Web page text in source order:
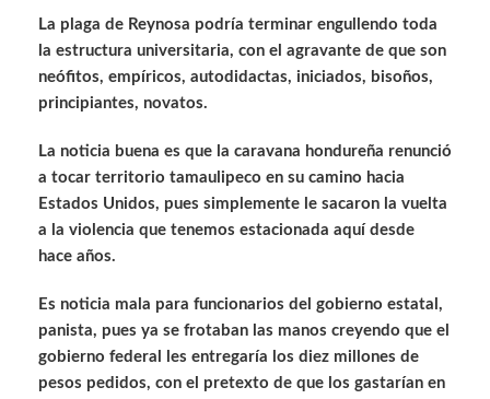
La plaga de Reynosa podría terminar engullendo toda
la estructura universitaria, con el agravante de que son
neófitos, empíricos, autodidactas, iniciados, bisoños,
principiantes, novatos.
La noticia buena es que la caravana hondureña renunció
a tocar territorio tamaulipeco en su camino hacia
Estados Unidos, pues simplemente le sacaron la vuelta
a la violencia que tenemos estacionada aquí desde
hace años.
Es noticia mala para funcionarios del gobierno estatal,
panista, pues ya se frotaban las manos creyendo que el
gobierno federal les entregaría los diez millones de
pesos pedidos, con el pretexto de que los gastarían en